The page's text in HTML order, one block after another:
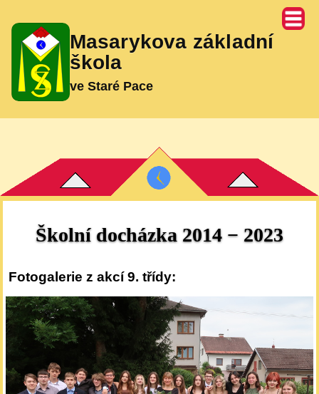
Masarykova základní
škola
ve Staré Pace
Školní docházka 2014 − 2023
Fotogalerie z akcí 9. třídy: